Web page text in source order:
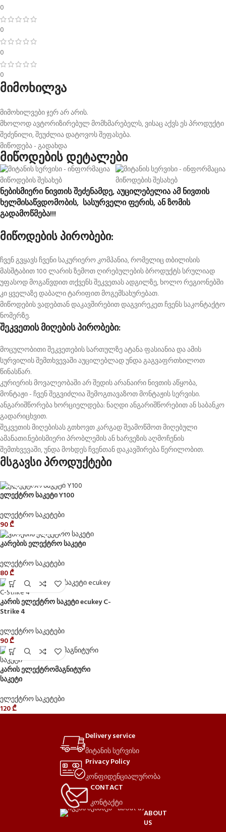
0
0
0
0
მიმოხილვა
მიმოხილვები ჯერ არ არის.
მხოლოდ ავტორიზირებულ მომხმარებელს, ვისაც აქვს ეს პროდუქტი
შეძენილი, შეუძლია დატოვოს შეფასება.
მიწოდება - გადახდა
მიწოდების დეტალები
ნებისმიერი ნივთის შეძენამდე, აუცილებელია ამ ნივთის
ხელმისაწვდომობის, სასურველი ფერის, ან ზომის
გადამოწმება!!!
მიწოდების პირობები:
ჩვენ გვყავს ჩვენი საკურიერო კომპანია, რომელიც თბილისის
მასშტაბით 100 ლარის ზემოთ ღირებულების ბროდუქტს სრულიად
უფასოდ მოგაწვდით თქვენს შეკვეთას ადგილზე, ხოლო რეგიონებში
კი ყველაზე დაბალი ტარიფით მოგემსახურებათ.
მიწოდების ვადებთან დაკავშირებით დაგვირეკეთ ჩვენს საკონტაქტო
ნომერზე.
შეკვეთის მიღების პირობები:
მოცულობითი შეკვეთების სართულზე ატანა ფასიანია და ამის
სურვილის შემთხვევაში აუცილებლად უნდა გაგვაფრთხილოთ
წინასწარ.
კურიერის მოვალეობაში არ შედის არანაირი ნივთის აწყობა,
მონტაჟი - ჩვენ შეგვიძლია შემოგთავაზოთ მონტაჟის სერვისი.
ანგარიშწორება ხორციელდება: ნაღდი ანგარიშწორებით ან საბანკო
გადარიცხვით.
შეკვეთის მიღებისას გთხოვთ კარგად შეამოწმოთ მიღებული
ამანათი.ნებისმიერი პრობლემის ან ხარვეზის აღმოჩენის
შემთხვევაში, უნდა მოხდეს ჩვენთან დაკავშირება წერილობით.
მსგავსი პროდუქტები
ელექტრო საკეტი Y100
ელექტრო საკეტები
90₾
კარების ელექტრო საკეტი
ელექტრო საკეტები
80₾
კარის ელექტრო საკეტი ecukey C-
Strike 4
ელექტრო საკეტები
90₾
კარის ელექტრომაგნიტური
საკეტი
ელექტრო საკეტები
120₾
Delivery service
მიტანის სერვისი
Privacy Policy
კონფიდენციალურობა
CONTACT
კონტაქტი
ABOUT
US